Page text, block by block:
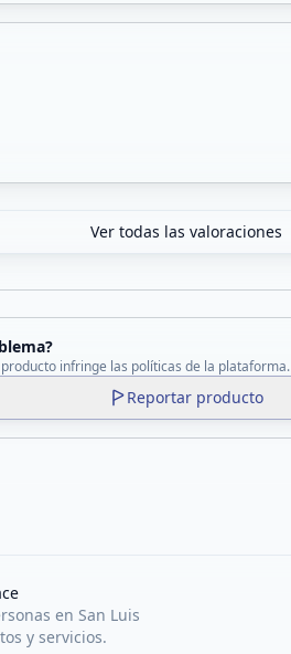
Ver todas las valoraciones
infringe las políticas de la plataforma.
Reportar producto
en San Luis
y servicios.